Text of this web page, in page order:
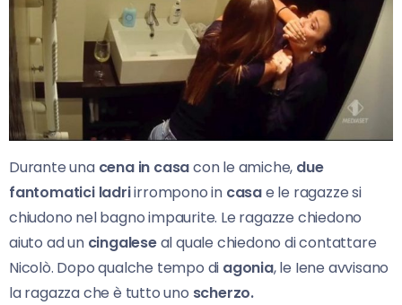
Durante una cena in casacon le amiche, due
fantomatici ladriirrompono in casae le ragazze si
chiudono nel bagno impaurite. Le ragazze chiedono
aiuto ad uncingaleseal quale chiedono di contattare
Nicolò. Dopo qualche tempo di agonia, le Iene avvisano
la ragazza che è tutto uno scherzo.